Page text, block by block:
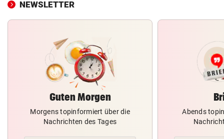
NEWSLETTER
Guten Morgen
Morgens topinformiert über die
Nachrichten des Tages
Abends